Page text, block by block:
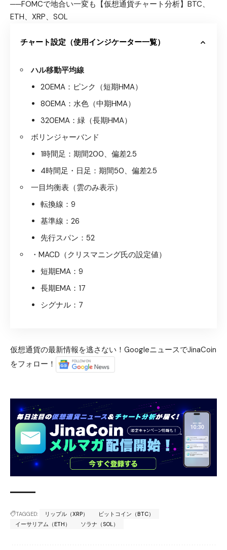
──FOMCで地合い一変も【仮想通貨チャート分析】BTC、
ETH、XRP、SOL
チャート設定（使用インジケーター一覧）
ハル移動平均線
20EMA：ピンク（短期HMA）
80EMA：水色（中期HMA）
320EMA：緑（長期HMA）
ボリンジャーバンド
1時間足：期間200、偏差2.5
4時間足・日足：期間50、偏差2.5
一目均衡表（雲のみ表示）
転換線：9
基準線：26
先行スパン：52
・MACD（クリスマニング氏の設定値）
短期EMA：9
長期EMA：17
シグナル：7
仮想通貨の最新情報を逃さない！GoogleニュースでJinaCoin
をフォロー！
TAGGED: リップル（XRP）
ビットコイン（BTC）
イーサリアム（ETH）
ソラナ（SOL）